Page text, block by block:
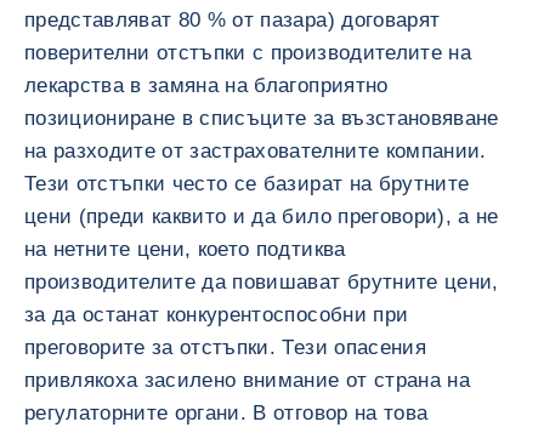
представляват 80 % от пазара) договарят
поверителни отстъпки с производителите на
лекарства в замяна на благоприятно
позициониране в списъците за възстановяване
на разходите от застрахователните компании.
Тези отстъпки често се базират на брутните
цени (преди каквито и да било преговори), а не
на нетните цени, което подтиква
производителите да повишават брутните цени,
за да останат конкурентоспособни при
преговорите за отстъпки. Тези опасения
привлякоха засилено внимание от страна на
регулаторните органи. В отговор на това